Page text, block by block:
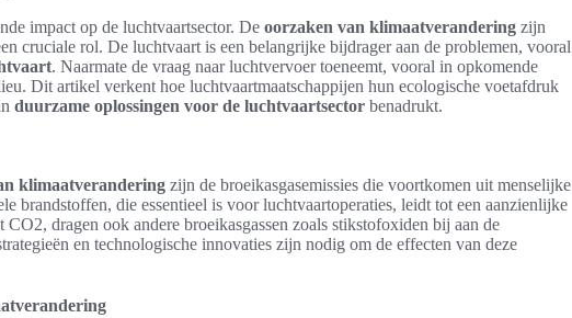
impact op de luchtvaartsector. De oorzaken van klimaatverandering zijn
cruciale rol. De luchtvaart is een belangrijke bijdrager aan de problemen, vooral
. Naarmate de vraag naar luchtvervoer toeneemt, vooral in opkomende
Dit artikel verkent hoe luchtvaartmaatschappijen hun ecologische voetafdruk
duurzame oplossingen voor de luchtvaartsector benadrukt.
klimaatverandering zijn de broeikasgasemissies die voortkomen uit menselijke
brandstoffen, die essentieel is voor luchtvaartoperaties, leidt tot een aanzienlijke
CO2, dragen ook andere broeikasgassen zoals stikstofoxiden bij aan de
en technologische innovaties zijn nodig om de effecten van deze